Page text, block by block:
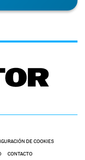
DE COOKIES
CONTACTO